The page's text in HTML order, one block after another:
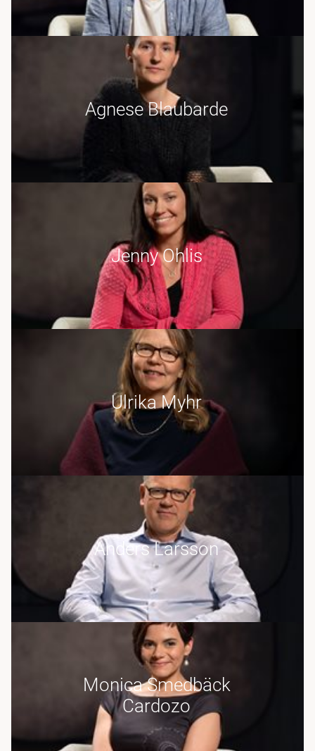
Agnese Blaubarde
Jenny Ohlis
Ulrika Myhr
Anders Larsson
Monica Smedbäck
Cardozo